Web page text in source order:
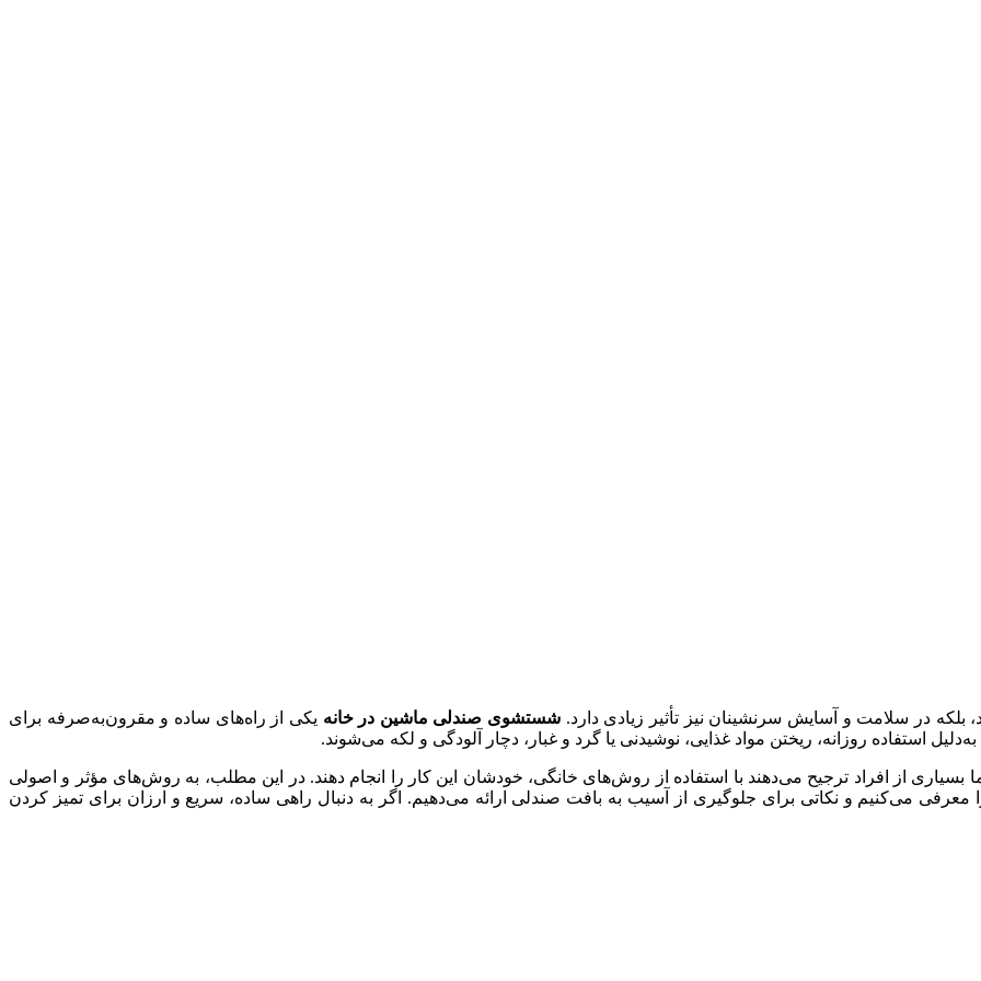
در سلامت و آسایش سرنشینان نیز تأثیر زیادی دارد. شستشوی صندلی ماشین در خانه یکی از راه‌های ساده و مقرون‌به‌صرفه برای
روزانه، ریختن مواد غذایی، نوشیدنی یا گرد و غبار، دچار آلودگی و لکه می‌شوند.
از افراد ترجیح می‌دهند با استفاده از روش‌های خانگی، خودشان این کار را انجام دهند. در این مطلب، به روش‌های مؤثر و اصولی
را معرفی می‌کنیم و نکاتی برای جلوگیری از آسیب به بافت صندلی ارائه می‌دهیم. اگر به دنبال راهی ساده، سریع و ارزان برای تمیز کردن